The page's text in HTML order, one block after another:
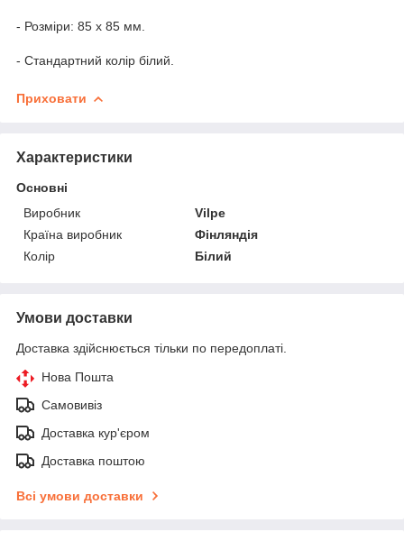
- Розміри: 85 х 85 мм.
- Стандартний колір білий.
Приховати
Характеристики
Основні
Виробник
Vilpe
Країна виробник
Фінляндія
Колір
Білий
Умови доставки
Доставка здійснюється тільки по передоплаті.
Нова Пошта
Самовивіз
Доставка кур'єром
Доставка поштою
Всі умови доставки